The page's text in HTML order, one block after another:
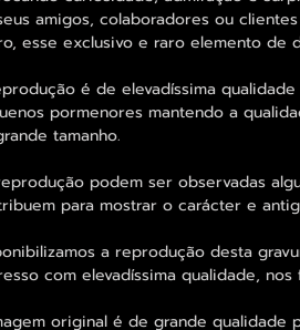
amigos, colaboradores ou
esse exclusivo e raro elemento de
é de elevadíssima
pormenores mantendo a
tamanho.
podem ser observadas
para mostrar o carácter e
a reprodução desta
com elevadíssima qualidade,
original é de grande qualidade